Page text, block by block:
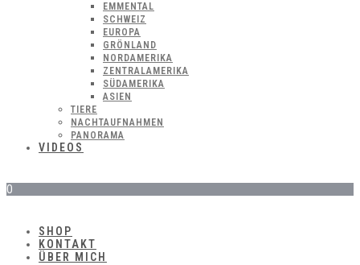
EMMENTAL
SCHWEIZ
EUROPA
GRÖNLAND
NORDAMERIKA
ZENTRALAMERIKA
SÜDAMERIKA
ASIEN
TIERE
NACHTAUFNAHMEN
PANORAMA
VIDEOS
0
SHOP
KONTAKT
ÜBER MICH